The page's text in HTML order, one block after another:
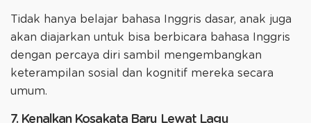
Tidak hanya belajar bahasa Inggris dasar, anak juga
akan diajarkan untuk bisa berbicara bahasa Inggris
dengan percaya diri sambil mengembangkan
keterampilan sosial dan kognitif mereka secara
umum.
7. Kenalkan Kosakata Baru Lewat Lagu